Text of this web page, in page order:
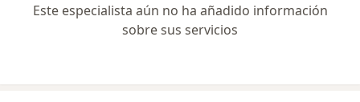
Este especialista aún no ha añadido información
sobre sus servicios